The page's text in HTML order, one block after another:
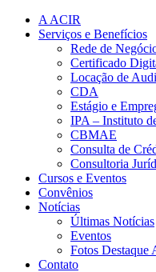
A ACIR
Serviços e Benefícios
Rede de
Certificado
Locação de
CDA
Estágio e
IPA – Instituto
CBMAE
Consulta de
Consultoria
Cursos e Eventos
Convênios
Notícias
Últimas Notícias
Eventos
Fotos Destaque
Contato